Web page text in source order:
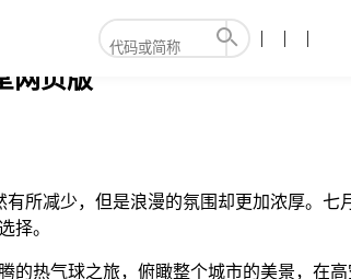
网页版
所减少，但是浪漫的氛围却更加浓厚。
择。
热气球之旅，俯瞰整个城市的美景，在